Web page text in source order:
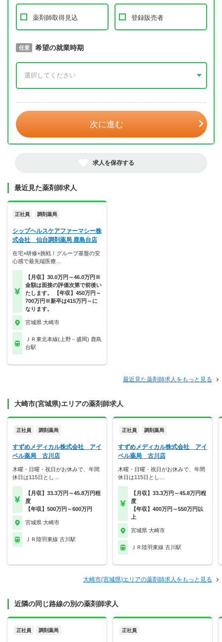
薬剤師取得見込 登録販売者
必須 取得予定年
任意 希望の就業時期
次に進む
求人を保存する
最近見た薬剤師求人
正社員 調剤薬局
シップヘルスケアファーマシー株
式会社 仙台調剤薬局 鹿島台店
在宅×研修×挑戦！グループ基盤の安
心感で最先端医療…
【月収】30.0万円～46.0万円※
金額は面接の評価次第で前後い
たします。 【年収】450万円～
700万円※新卒は415万円～に
なります。
宮城県 大崎市
ＪＲ東北本線(上野－盛岡) 鹿島
台駅
最近見た薬剤師求人をもっと見る
大崎市(宮城県)エリアの薬剤師求人
正社員 調剤薬局
すずめメディカル株式会社 アイ
ベル薬局 古川店
木曜・日曜・祝日がお休みで、年間
休日は115日とし…
【月収】33.3万円～45.8万円程
度
【年収】500万円～600万円
宮城県 大崎市
ＪＲ陸羽東線 古川駅
正社員 調剤薬局
すずめメディカル株式会社 アイ
ベル薬局 古川店
木曜・日曜・祝日がお休みで、年間
休日は115日とし…
【月収】33.3万円～45.8万円程
度
【年収】400万円～550万円以
上
宮城県 大崎市
ＪＲ陸羽東線 古川駅
大崎市(宮城県)エリアの薬剤師求人をもっと見る
近隣の同じ路線の別の薬剤師求人
正社員 調剤薬局 正社員